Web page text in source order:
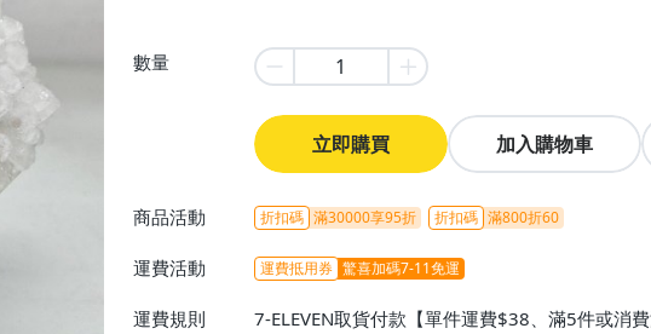
數量
立即購買 加入購物車
商品活動 折扣碼 滿30000享95折 折扣碼 滿800折60
運費活動 運費抵用券 驚喜加碼7-11免運
運費規則
7-ELEVEN取貨付款【單件運費$38、滿5件或消